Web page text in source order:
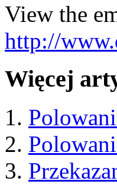
View the
http://
Więcej